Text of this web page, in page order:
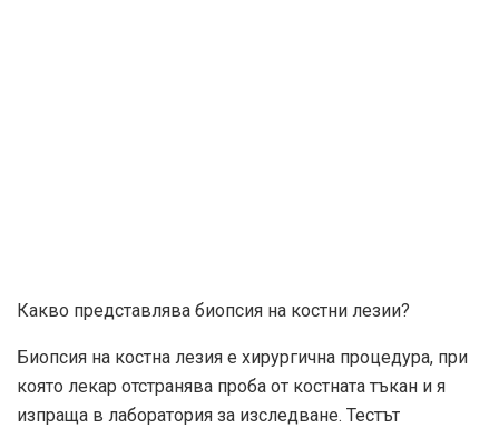
Какво представлява биопсия на костни лезии?
Биопсия на костна лезия е хирургична процедура, при
която лекар отстранява проба от костната тъкан и я
изпраща в лаборатория за изследване. Тестът